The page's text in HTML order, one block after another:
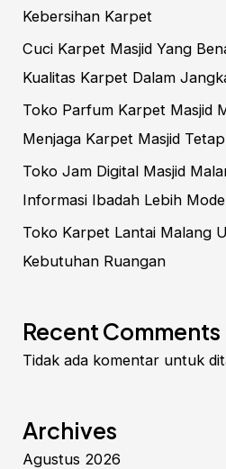
Kebersihan Karpet
Cuci Karpet Masjid Yang
Kualitas Karpet Dalam
Toko Parfum Karpet Masjid
Menjaga Karpet Masjid
Toko Jam Digital Masjid
Informasi Ibadah Lebih
Toko Karpet Lantai Malang
Kebutuhan Ruangan
Recent Comments
Tidak ada komentar untuk
Archives
Agustus 2026